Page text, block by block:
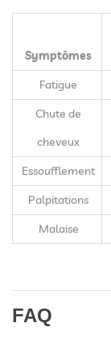
Symptômes
Fatigue
Chute de
cheveux
Essoufflement
Palpitations
Malaise
FAQ